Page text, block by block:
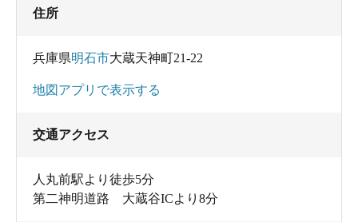
住所
兵庫県明石市大蔵天神町21-22
地図アプリで表示する
交通アクセス
人丸前駅より徒歩5分
第二神明道路 大蔵谷ICより8分